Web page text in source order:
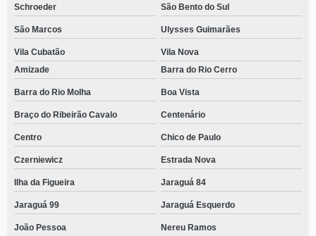
Schroeder São Bento do Sul
São Marcos Ulysses Guimarães
Vila Cubatão
Vila Nova
Amizade
Barra do Rio Cerro
Barra do Rio Molha Boa Vista
Braço do Ribeirão Cavalo Centenário
Centro Chico de Paulo
Czerniewicz Estrada Nova
Ilha da Figueira Jaraguá 84
Jaraguá 99 Jaraguá Esquerdo
João Pessoa Nereu Ramos